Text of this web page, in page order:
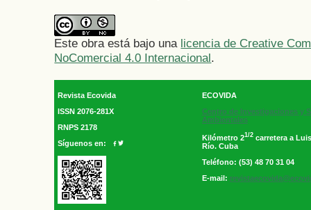
Este obra está bajo una licencia de Creative
NoComercial 4.0 Internacional.
Revista Ecovida
ISSN 2076-281X
RNPS 2178
Síguenos en:
ECOVIDA
Centro de Investigaciones y
Ambientales
Kilómetro 21/2carretera a
Río. Cuba
Teléfono: (53) 48 70 31 04
E-mail: